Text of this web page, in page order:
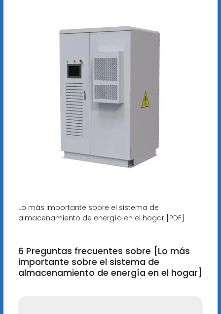
Lo más importante sobre el sistema de
almacenamiento de energía en el hogar [PDF]
6 Preguntas frecuentes sobre [Lo más
importante sobre el sistema de
almacenamiento de energía en el hogar]